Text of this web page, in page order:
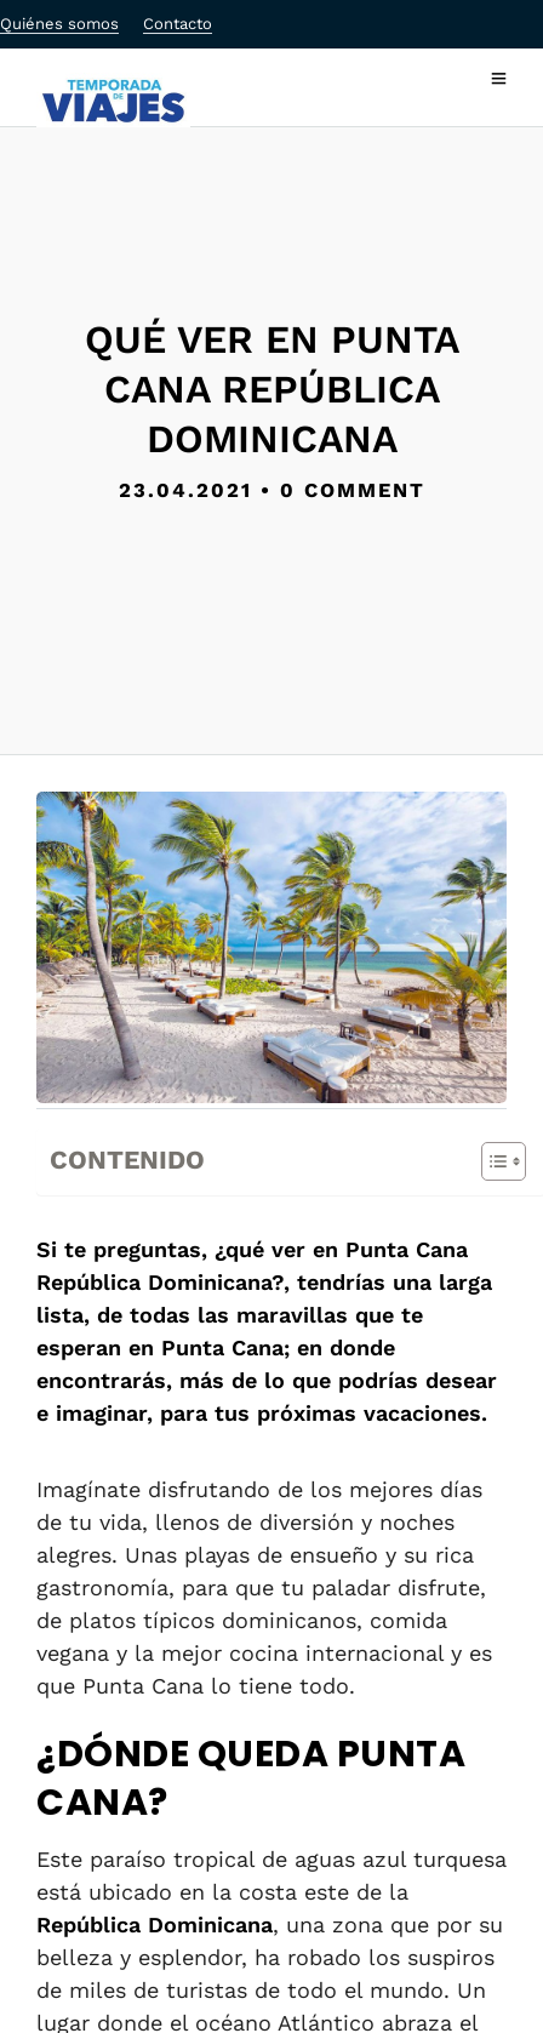
Quiénes somos Contacto
QUÉ VER EN PUNTA
CANA REPÚBLICA
DOMINICANA
23.04.2021 • 0 COMMENT
CONTENIDO
Si te preguntas, ¿qué ver en Punta Cana
República Dominicana?, tendrías una larga
lista, de todas las maravillas que te
esperan en Punta Cana; en donde
encontrarás, más de lo que podrías desear
e imaginar, para tus próximas vacaciones.
Imagínate disfrutando de los mejores días
de tu vida, llenos de diversión y noches
alegres. Unas playas de ensueño y su rica
gastronomía, para que tu paladar disfrute,
de platos típicos dominicanos, comida
vegana y la mejor cocina internacional y es
que Punta Cana lo tiene todo.
¿DÓNDE QUEDA PUNTA
CANA?
Este paraíso tropical de aguas azul turquesa
está ubicado en la costa este de la
República Dominicana, una zona que por su
belleza y esplendor, ha robado los suspiros
de miles de turistas de todo el mundo. Un
lugar donde el océano Atlántico abraza el